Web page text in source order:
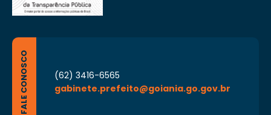
FALE CONOSCO
(62) 3416-6565
gabinete.prefeito@goiania.go.gov.br